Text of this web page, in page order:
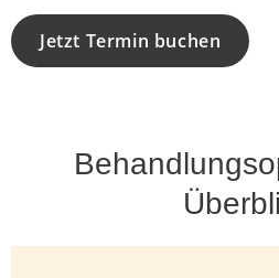
Jetzt Termin buchen